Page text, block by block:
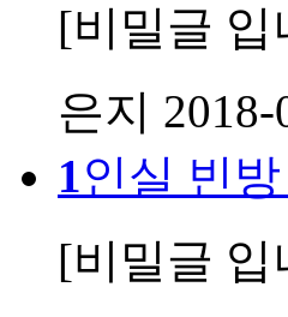
[비밀글 입
은지 2018-
1인실 빈
[비밀글 입